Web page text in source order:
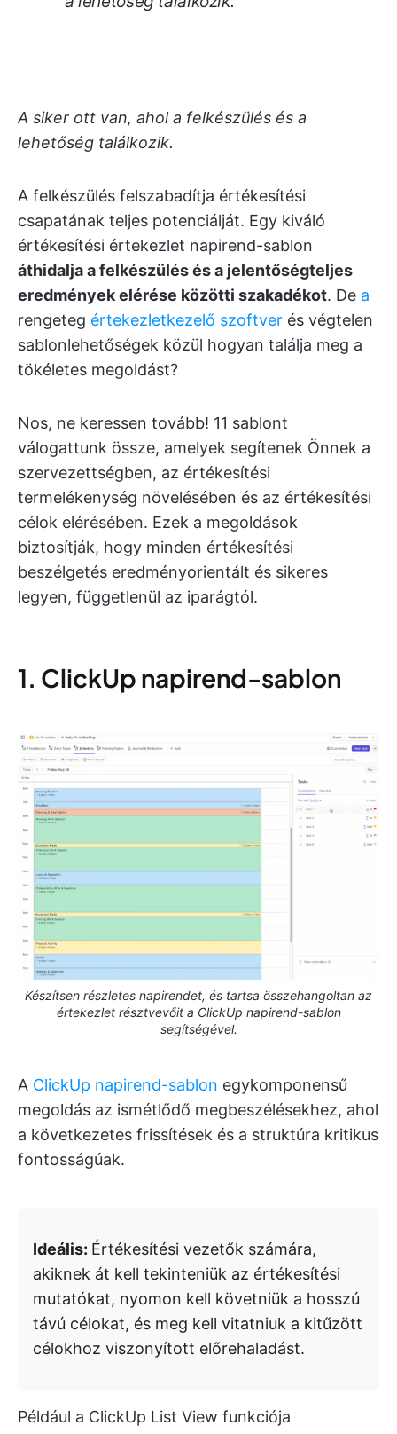
A siker ott van, ahol a felkészülés és a
lehetőség találkozik.
A felkészülés felszabadítja értékesítési
csapatának teljes potenciálját. Egy kiváló
értékesítési értekezlet napirend-sablon
áthidalja a felkészülés és a jelentőségteljes
eredmények elérése közötti szakadékot. De a
rengeteg értekezletkezelő szoftver és végtelen
sablonlehetőségek közül hogyan találja meg a
tökéletes megoldást?
Nos, ne keressen tovább! 11 sablont
válogattunk össze, amelyek segítenek Önnek a
szervezettségben, az értékesítési
termelékenység növelésében és az értékesítési
célok elérésében. Ezek a megoldások
biztosítják, hogy minden értékesítési
beszélgetés eredményorientált és sikeres
legyen, függetlenül az iparágtól.
1. ClickUp napirend-sablon
Készítsen részletes napirendet, és tartsa összehangoltan az
értekezlet résztvevőit a ClickUp napirend-sablon
segítségével.
A ClickUp napirend-sablon egykomponensű
megoldás az ismétlődő megbeszélésekhez, ahol
a következetes frissítések és a struktúra kritikus
fontosságúak.
Ideális: Értékesítési vezetők számára,
akiknek át kell tekinteniük az értékesítési
mutatókat, nyomon kell követniük a hosszú
távú célokat, és meg kell vitatniuk a kitűzött
célokhoz viszonyított előrehaladást.
Például a ClickUp List View funkciója